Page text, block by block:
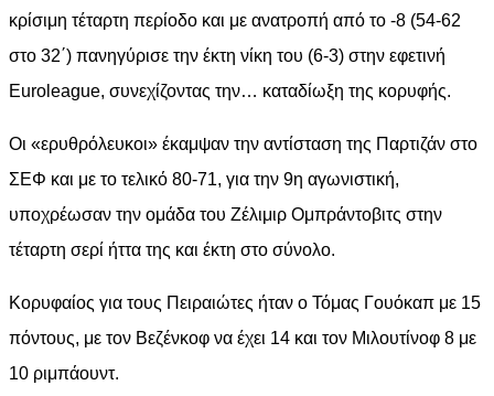
κρίσιμη τέταρτη περίοδο και με ανατροπή από το -8 (54-62
στο 32΄) πανηγύρισε την έκτη νίκη του (6-3) στην εφετινή
Euroleague, συνεχίζοντας την… καταδίωξη της κορυφής.
Οι «ερυθρόλευκοι» έκαμψαν την αντίσταση της Παρτιζάν στο
ΣΕΦ και με το τελικό 80-71, για την 9η αγωνιστική,
υποχρέωσαν την ομάδα του Ζέλιμιρ Ομπράντοβιτς στην
τέταρτη σερί ήττα της και έκτη στο σύνολο.
Κορυφαίος για τους Πειραιώτες ήταν ο Τόμας Γουόκαπ με 15
πόντους, με τον Βεζένκοφ να έχει 14 και τον Μιλουτίνοφ 8 με
10 ριμπάουντ.